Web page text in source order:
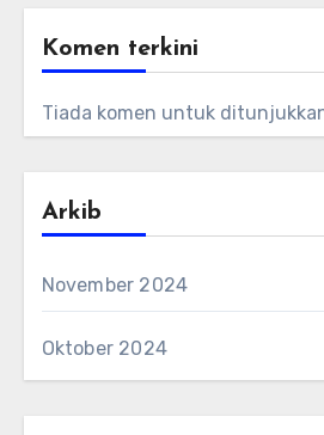
Komen terkini
Tiada komen untuk
Arkib
November 2024
Oktober 2024